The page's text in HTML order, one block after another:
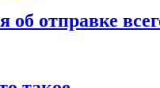
об отправке